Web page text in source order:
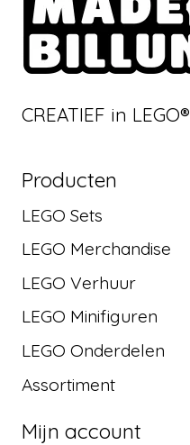
CREATIEF in LEGO®
Producten
LEGO Sets
LEGO Merchandise
LEGO Verhuur
LEGO Minifiguren
LEGO Onderdelen
Assortiment
Mijn account